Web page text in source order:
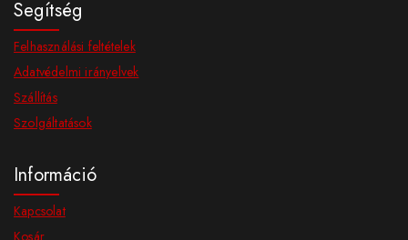
Segítség
Felhasználási feltételek
Adatvédelmi irányelvek
Szállítás
Szolgáltatások
Információ
Kapcsolat